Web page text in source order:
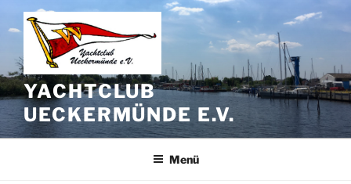
Zum
Inhalt
springen
YACHTCLUB
UECKERMÜNDE E.V.
Menü